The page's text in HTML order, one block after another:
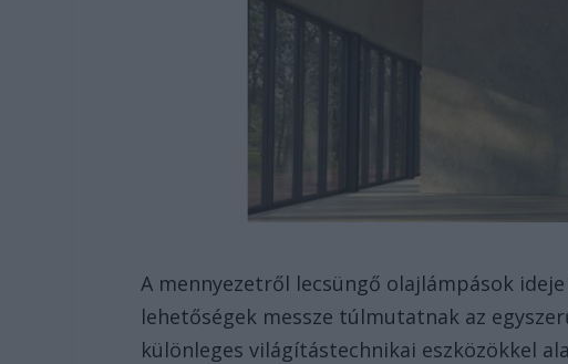
A mennyezetről lecsüngő olajlámpások
lehetőségek messze túlmutatnak az
különleges világítástechnikai eszközökkel